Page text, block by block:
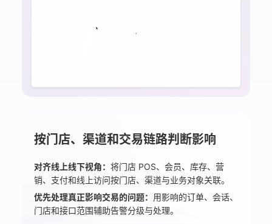
按门店、渠道和交易链路判断影响
对齐线上线下视角： 将门店 POS、会员、库存、营
销、支付和线上访问按门店、渠道与业务对象关联。
优先处理真正影响交易的问题： 用影响的订单、会话、
门店和接口范围辅助告警分级与处理。